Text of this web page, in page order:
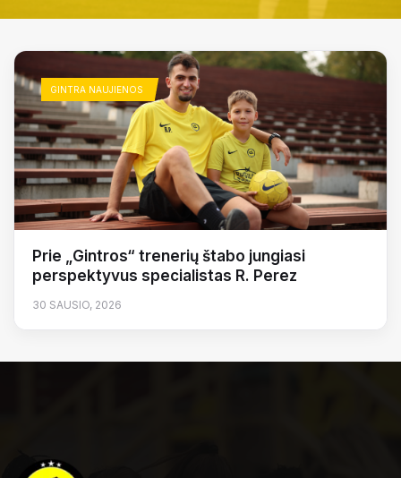
GINTRA NAUJIENOS
Prie „Gintros“ trenerių štabo jungiasi
perspektyvus specialistas R. Perez
30 SAUSIO, 2026